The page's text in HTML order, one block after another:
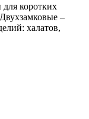
коротких
–
халатов,